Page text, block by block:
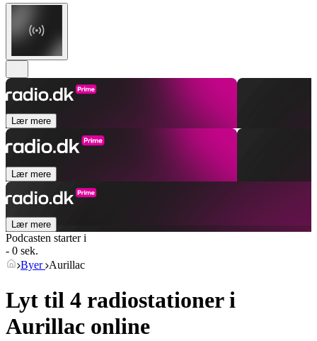
Lær mere
Lær mere
Lær mere
Podcasten starter i
- 0 sek.
Byer Aurillac
Lyt til 4 radiostationer i
Aurillac online